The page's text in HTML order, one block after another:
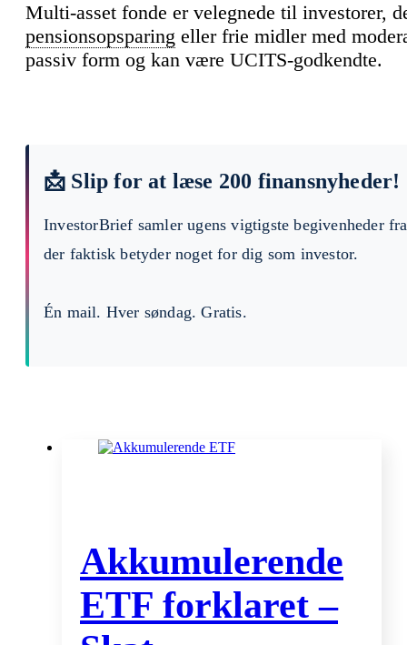
Multi-asset fonde er velegnede til investorer,
pensionsopsparing eller frie midler med
passiv form og kan være UCITS-godkendte.
📩 Slip for at læse 200 finansnyheder!
InvestorBrief samler ugens vigtigste begivenheder
der faktisk betyder noget for dig som investor.
Én mail. Hver søndag. Gratis.
Akkumulerende
ETF forklaret –